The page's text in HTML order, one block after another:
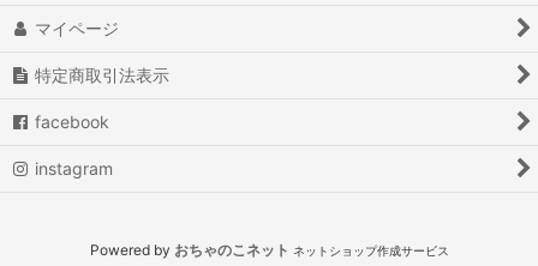
マイページ
特定商取引法表示
facebook
instagram
Powered by おちゃのこネット ネットショップ作成サービス